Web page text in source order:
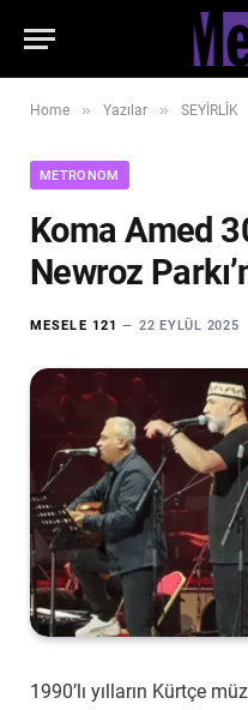
Home » Yazılar » SEYİRLİK
METRONOM
Koma Amed
Newroz
MESELE 121 22 EYLÜL 2025
1990’lı yılların Kürtçe